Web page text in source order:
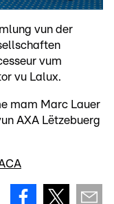
vun der
vum
vu Lalux.
mam Marc Lauer
AXA Lëtzebuerg